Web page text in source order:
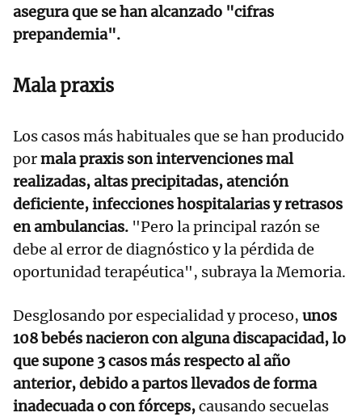
asegura que se han alcanzado "cifras
prepandemia".
Mala praxis
Los casos más habituales que se han producido
pormala praxis son intervenciones mal
realizadas, altas precipitadas, atención
deficiente, infecciones hospitalarias y retrasos
en ambulancias. "Pero la principal razón se
debe al error de diagnóstico y la pérdida de
oportunidad terapéutica", subraya la Memoria.
Desglosando por especialidad y proceso, unos
108 bebés nacieron con alguna discapacidad, lo
que supone 3 casos más respecto al año
anterior, debido a partos llevados de forma
inadecuada o con fórceps,causando secuelas